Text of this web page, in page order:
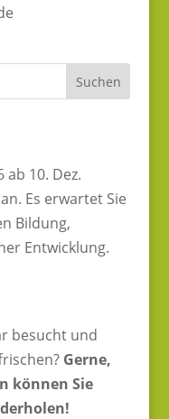
ab 10. Dez.
Es erwartet Sie
Bildung,
Entwicklung.
besucht und
Gerne,
können Sie